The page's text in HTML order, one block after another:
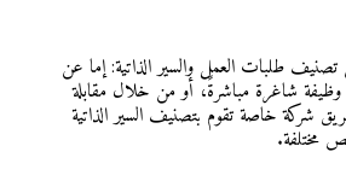
طلبات العمل والسير الذاتية: إما عن
وظيفة شاغرة مباشرةً، أو من خلال مقابلة
شركة خاصة تقوم بتصنيف السير الذاتية
مختلفة.